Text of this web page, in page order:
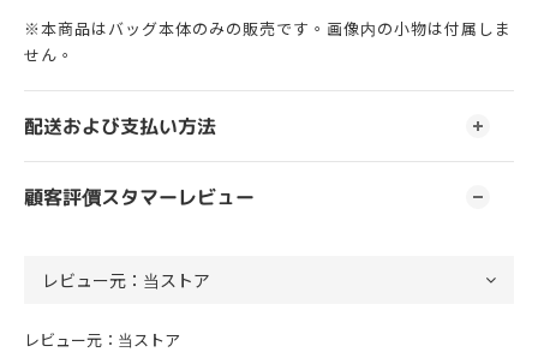
※本商品はバッグ本体のみの販売です。画像内の小物は付属しま
せん。
配送および支払い方法
顧客評價スタマーレビュー
レビュー元：当ストア